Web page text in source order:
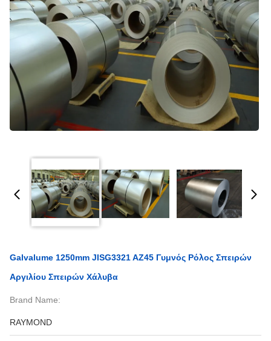
Galvalume 1250mm JISG3321 AZ45 Γυμνός Ρόλος Σπειρών
Αργιλίου Σπειρών Χάλυβα
Brand Name:
RAYMOND